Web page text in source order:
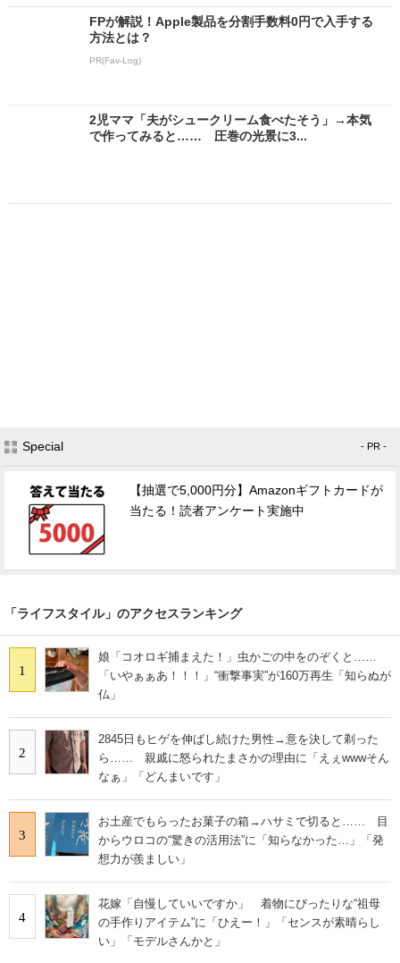
FPが解説！Apple製品を分割手数料0円で入手する
方法とは？
PR(Fav-Log)
2児ママ「夫がシュークリーム食べたそう」→本気
で作ってみると…… 圧巻の光景に3...
Special - PR -
【抽選で5,000円分】Amazonギフトカードが
当たる！読者アンケート実施中
「ライフスタイル」のアクセスランキング
1
娘「コオロギ捕まえた！」虫かごの中をのぞくと……
「いやぁぁあ！！！」“衝撃事実”が160万再生「知らぬが
仏」
2
2845日もヒゲを伸ばし続けた男性→意を決して剃った
ら…… 親戚に怒られたまさかの理由に「えぇwwwそん
なぁ」「どんまいです」
3
お土産でもらったお菓子の箱→ハサミで切ると…… 目
からウロコの“驚きの活用法”に「知らなかった…」「発
想力が羨ましい」
4
花嫁「自慢していいですか」 着物にぴったりな“祖母
の手作りアイテム”に「ひえー！」「センスが素晴らし
い」「モデルさんかと」